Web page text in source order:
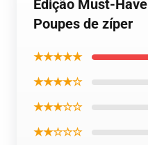
Edição Must-
Poupes de zíper
★★★★★
★★★★☆
★★★☆☆
★★☆☆☆